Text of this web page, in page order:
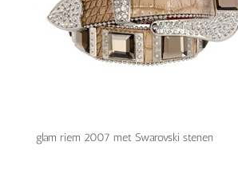
glam riem 2007 met Swarovski stenen